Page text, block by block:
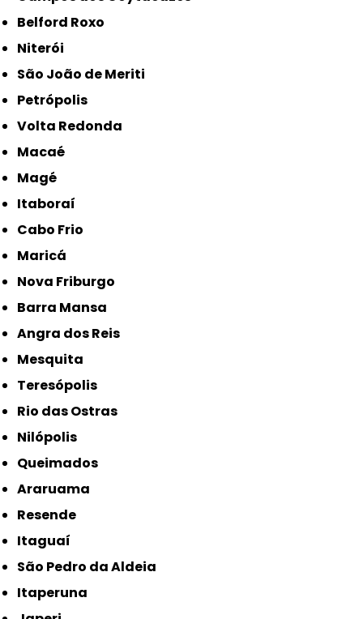
Belford Roxo
Niterói
São João de Meriti
Petrópolis
Volta Redonda
Macaé
Magé
Itaboraí
Cabo Frio
Maricá
Nova Friburgo
Barra Mansa
Angra dos Reis
Mesquita
Teresópolis
Rio das Ostras
Nilópolis
Queimados
Araruama
Resende
Itaguaí
São Pedro da Aldeia
Itaperuna